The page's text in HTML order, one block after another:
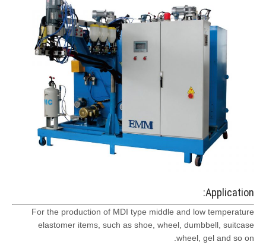
Application:
For the production of MDI type middle and low temperature
elastomer items, such as shoe, wheel, dumbbell, suitcase
wheel, gel and so on.